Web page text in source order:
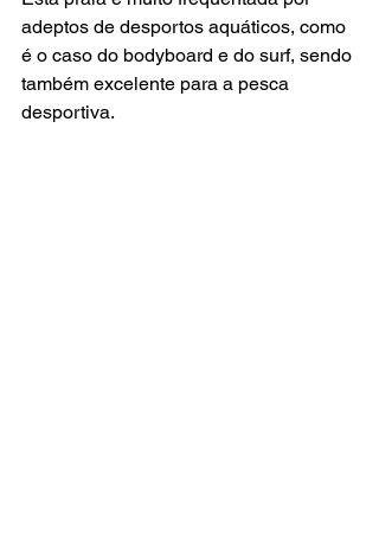
adeptos de desportos aquáticos, como
é o caso do bodyboard e do surf, sendo
também excelente para a pesca
desportiva.